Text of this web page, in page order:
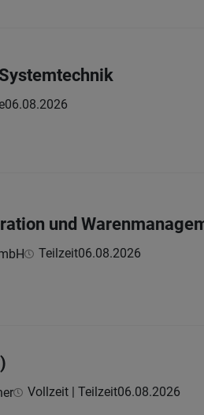
06.08.2026
und
Teilzeit06.08.2026
Vollzeit | Teilzeit06.08.2026